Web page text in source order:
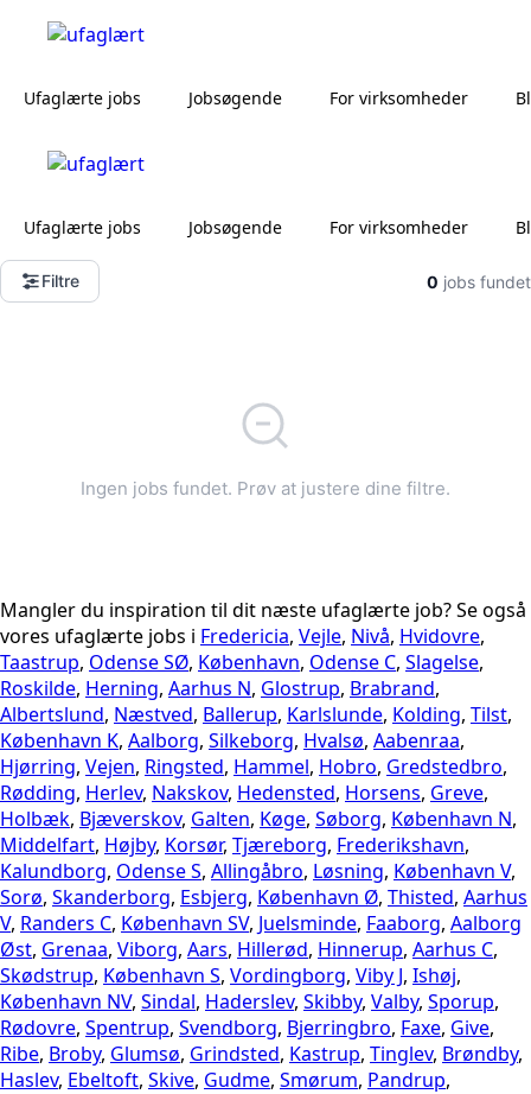
Ufaglærte jobs Jobsøgende For virksomheder
Ufaglærte jobs Jobsøgende For virksomheder
Filtre 0 jobs fundet
Ingen jobs fundet. Prøv at justere dine filtre.
Mangler du inspiration til dit næste ufaglærte job? Se også
vores ufaglærte jobs i Fredericia, Vejle, Nivå, Hvidovre,
Taastrup, Odense SØ, København, Odense C, Slagelse,
Roskilde, Herning, Aarhus N, Glostrup, Brabrand,
Albertslund, Næstved, Ballerup, Karlslunde, Kolding, Tilst,
København K, Aalborg, Silkeborg, Hvalsø, Aabenraa,
Hjørring, Vejen, Ringsted, Hammel, Hobro, Gredstedbro,
Rødding, Herlev, Nakskov, Hedensted, Horsens, Greve,
Holbæk, Bjæverskov, Galten, Køge, Søborg, København N,
Middelfart, Højby, Korsør, Tjæreborg, Frederikshavn,
Kalundborg, Odense S, Allingåbro, Løsning, København V,
Sorø, Skanderborg, Esbjerg, København Ø, Thisted, Aarhus
V, Randers C, København SV, Juelsminde, Faaborg, Aalborg
Øst, Grenaa, Viborg, Aars, Hillerød, Hinnerup, Aarhus C,
Skødstrup, København S, Vordingborg, Viby J, Ishøj,
København NV, Sindal, Haderslev, Skibby, Valby, Sporup,
Rødovre, Spentrup, Svendborg, Bjerringbro, Faxe, Give,
Ribe, Broby, Glumsø, Grindsted, Kastrup, Tinglev, Brøndby,
Haslev, Ebeltoft, Skive, Gudme, Smørum, Pandrup,